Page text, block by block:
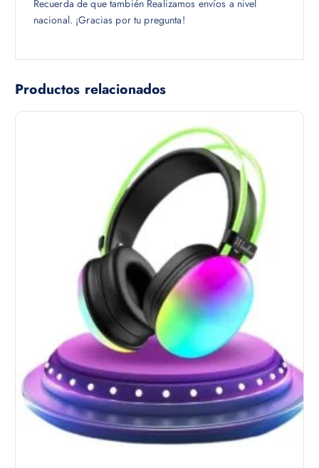
Recuerda de que también Realizamos envíos a nivel
nacional. ¡Gracias por tu pregunta!
Productos relacionados